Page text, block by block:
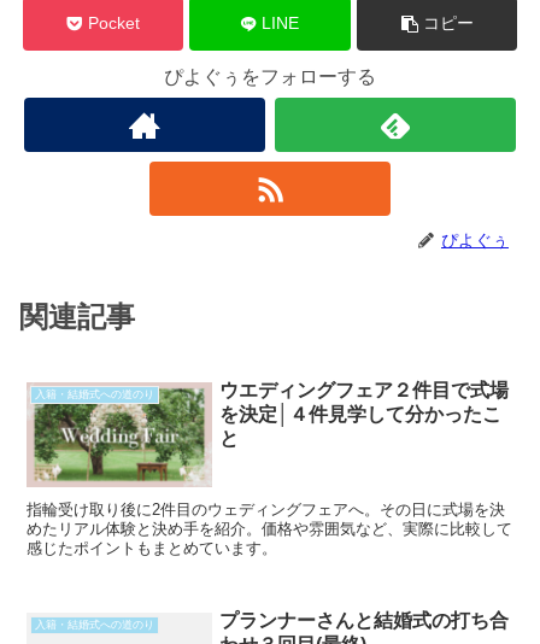
Pocket LINE コピー
ぴよぐぅをフォローする
ぴよぐぅ
関連記事
入籍・結婚式への道のり
ウエディングフェア２件目で式場
を決定│４件見学して分かったこ
と
指輪受け取り後に2件目のウェディングフェアへ。その日に式場を決
めたリアル体験と決め手を紹介。価格や雰囲気など、実際に比較して
感じたポイントもまとめています。
入籍・結婚式への道のり
プランナーさんと結婚式の打ち合